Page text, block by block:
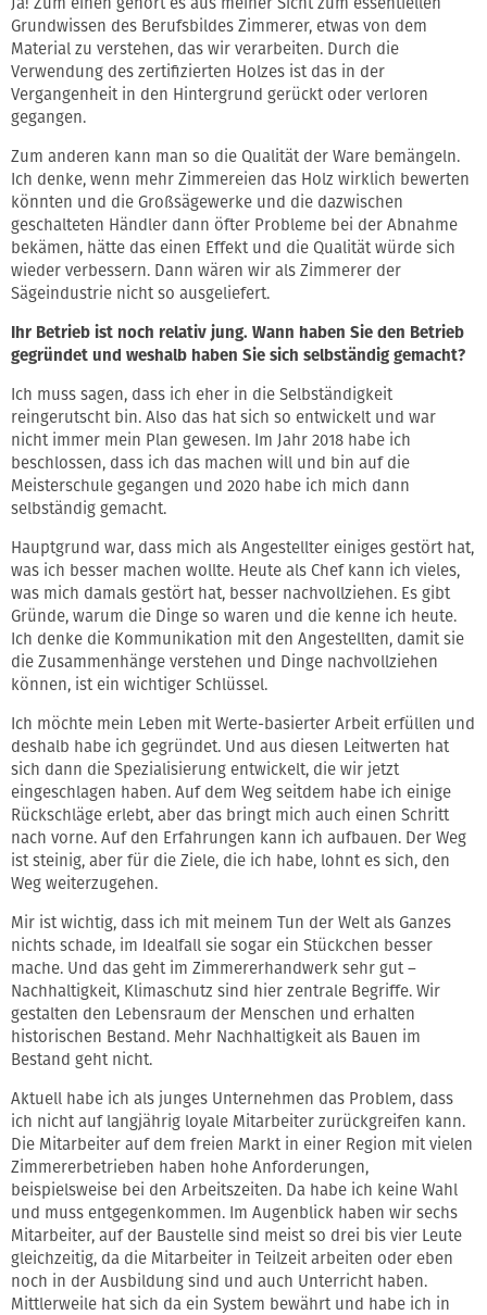
Grundwissen des Berufsbildes Zimmerer, etwas von dem
Material zu verstehen, das wir verarbeiten. Durch die
Verwendung des zertifizierten Holzes ist das in der
Vergangenheit in den Hintergrund gerückt oder verloren
gegangen.
Zum anderen kann man so die Qualität der Ware bemängeln.
Ich denke, wenn mehr Zimmereien das Holz wirklich bewerten
könnten und die Großsägewerke und die dazwischen
geschalteten Händler dann öfter Probleme bei der Abnahme
bekämen, hätte das einen Effekt und die Qualität würde sich
wieder verbessern. Dann wären wir als Zimmerer der
Sägeindustrie nicht so ausgeliefert.
Ihr Betrieb ist noch relativ jung. Wann haben Sie den Betrieb
gegründet und weshalb haben Sie sich selbständig gemacht?
Ich muss sagen, dass ich eher in die Selbständigkeit
reingerutscht bin. Also das hat sich so entwickelt und war
nicht immer mein Plan gewesen. Im Jahr 2018 habe ich
beschlossen, dass ich das machen will und bin auf die
Meisterschule gegangen und 2020 habe ich mich dann
selbständig gemacht.
Hauptgrund war, dass mich als Angestellter einiges gestört hat,
was ich besser machen wollte. Heute als Chef kann ich vieles,
was mich damals gestört hat, besser nachvollziehen. Es gibt
Gründe, warum die Dinge so waren und die kenne ich heute.
Ich denke die Kommunikation mit den Angestellten, damit sie
die Zusammenhänge verstehen und Dinge nachvollziehen
können, ist ein wichtiger Schlüssel.
Ich möchte mein Leben mit Werte-basierter Arbeit erfüllen und
deshalb habe ich gegründet. Und aus diesen Leitwerten hat
sich dann die Spezialisierung entwickelt, die wir jetzt
eingeschlagen haben. Auf dem Weg seitdem habe ich einige
Rückschläge erlebt, aber das bringt mich auch einen Schritt
nach vorne. Auf den Erfahrungen kann ich aufbauen. Der Weg
ist steinig, aber für die Ziele, die ich habe, lohnt es sich, den
Weg weiterzugehen.
Mir ist wichtig, dass ich mit meinem Tun der Welt als Ganzes
nichts schade, im Idealfall sie sogar ein Stückchen besser
mache. Und das geht im Zimmererhandwerk sehr gut –
Nachhaltigkeit, Klimaschutz sind hier zentrale Begriffe. Wir
gestalten den Lebensraum der Menschen und erhalten
historischen Bestand. Mehr Nachhaltigkeit als Bauen im
Bestand geht nicht.
Aktuell habe ich als junges Unternehmen das Problem, dass
ich nicht auf langjährig loyale Mitarbeiter zurückgreifen kann.
Die Mitarbeiter auf dem freien Markt in einer Region mit vielen
Zimmererbetrieben haben hohe Anforderungen,
beispielsweise bei den Arbeitszeiten. Da habe ich keine Wahl
und muss entgegenkommen. Im Augenblick haben wir sechs
Mitarbeiter, auf der Baustelle sind meist so drei bis vier Leute
gleichzeitig, da die Mitarbeiter in Teilzeit arbeiten oder eben
noch in der Ausbildung sind und auch Unterricht haben.
Mittlerweile hat sich da ein System bewährt und habe ich in